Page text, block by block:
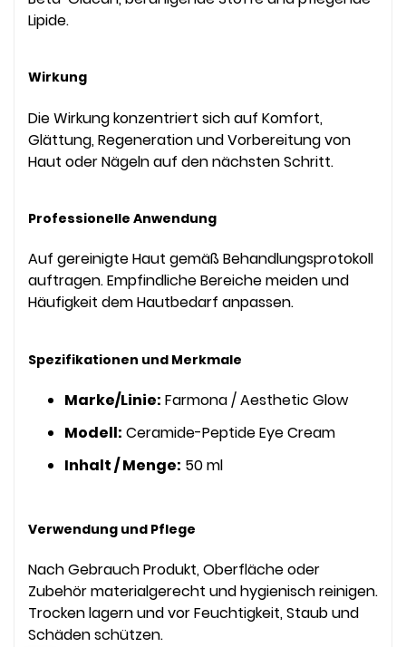
Lipide.
Wirkung
Die Wirkung konzentriert sich auf Komfort,
Glättung, Regeneration und Vorbereitung von
Haut oder Nägeln auf den nächsten Schritt.
Professionelle Anwendung
Auf gereinigte Haut gemäß Behandlungsprotokoll
auftragen. Empfindliche Bereiche meiden und
Häufigkeit dem Hautbedarf anpassen.
Spezifikationen und Merkmale
Marke/Linie: Farmona / Aesthetic Glow
Modell: Ceramide-Peptide Eye Cream
Inhalt / Menge: 50 ml
Verwendung und Pflege
Nach Gebrauch Produkt, Oberfläche oder
Zubehör materialgerecht und hygienisch reinigen.
Trocken lagern und vor Feuchtigkeit, Staub und
Schäden schützen.